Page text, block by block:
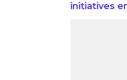
initiatives